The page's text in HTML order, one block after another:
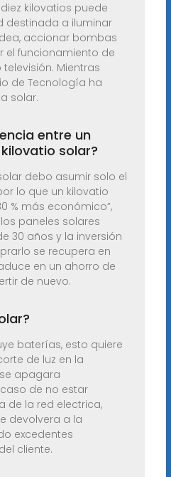
kilovatios puede
destinada a iluminar
accionar bombas
el funcionamiento de
Mientras
de Tecnología ha
solar.
entre un
solar?
debo asumir solo el
lo que un kilovatio
% más económico”,
paneles solares
30 años y la inversión
se recupera en
en un ahorro de
de nuevo.
baterías, esto quiere
de luz en la
apagara
de no estar
de la red electrica,
devolvera a la
excedentes
cliente.